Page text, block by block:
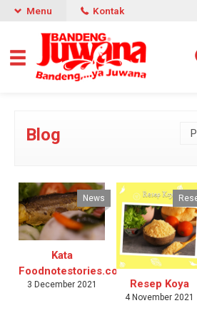
Menu Kontak
Blog
News
Kata
Foodnotestories.com
3 December 2021 Resep Koya
4 November 2021